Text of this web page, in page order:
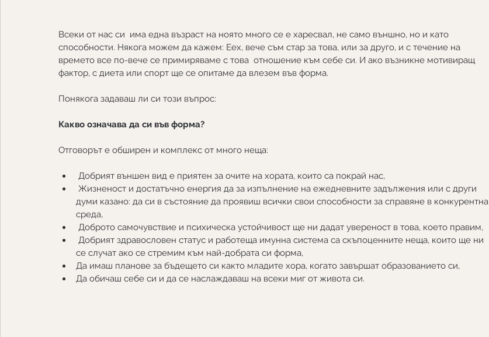
Всеки от нас си  има една възраст на ноято много се е харесвал, не само външно, но и като
способности. Някога можем да кажем: Еех, вече съм стар за това, или за друго, и с течение на
времето все по-вече се примиряваме с това  отношение към себе си. И ако възникне мотивиращ
фактор, с диета или спорт ще се опитаме да влезем във форма.
Понякога задаваш ли си този въпрос:
Какво означава да си във форма?
Отговорът е обширен и комплекс от много неща:
Добрият външен вид е приятен за очите на хората, които са покрай нас,
думи казано: да си в състояние да проявиш всички свои способности за справяне в конкурентна
среда,
Доброто самочувствие и психическа устойчивост ще ни дадат увереност в това, което правим,
се случат ако се стремим към най-добрата си форма,
Да имаш планове за бъдещето си както младите хора, когато завършат образованието си,
Да обичаш себе си и да се наслаждаваш на всеки миг от живота си.